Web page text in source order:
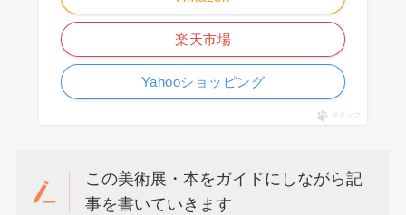
楽天市場
Yahooショッピング
ポチップ
この美術展・本をガイドにしながら記
事を書いていきます